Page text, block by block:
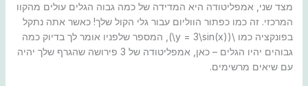
מצד שני, אמפליטודה היא המדידה של כמה גבוה הגלים עולים מהקוו
המרכזי. זה כמו כפתור הווליום עבור גלי הקול שלך! כאשר אתה נתקל
בפונקציה כמו \(y = 3\sin(x)\), המספר שלפניו אומר לך בדיוק כמה
גבוהים יהיו הגלים – כאן, אמפליטודה של 3 פירושה שהגרף שלך יהיה
עם שיאים מרשימים.